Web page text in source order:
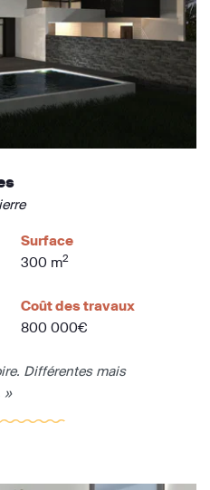
Surface
300 m2
Coût des travaux
800 000€
Différentes mais
»